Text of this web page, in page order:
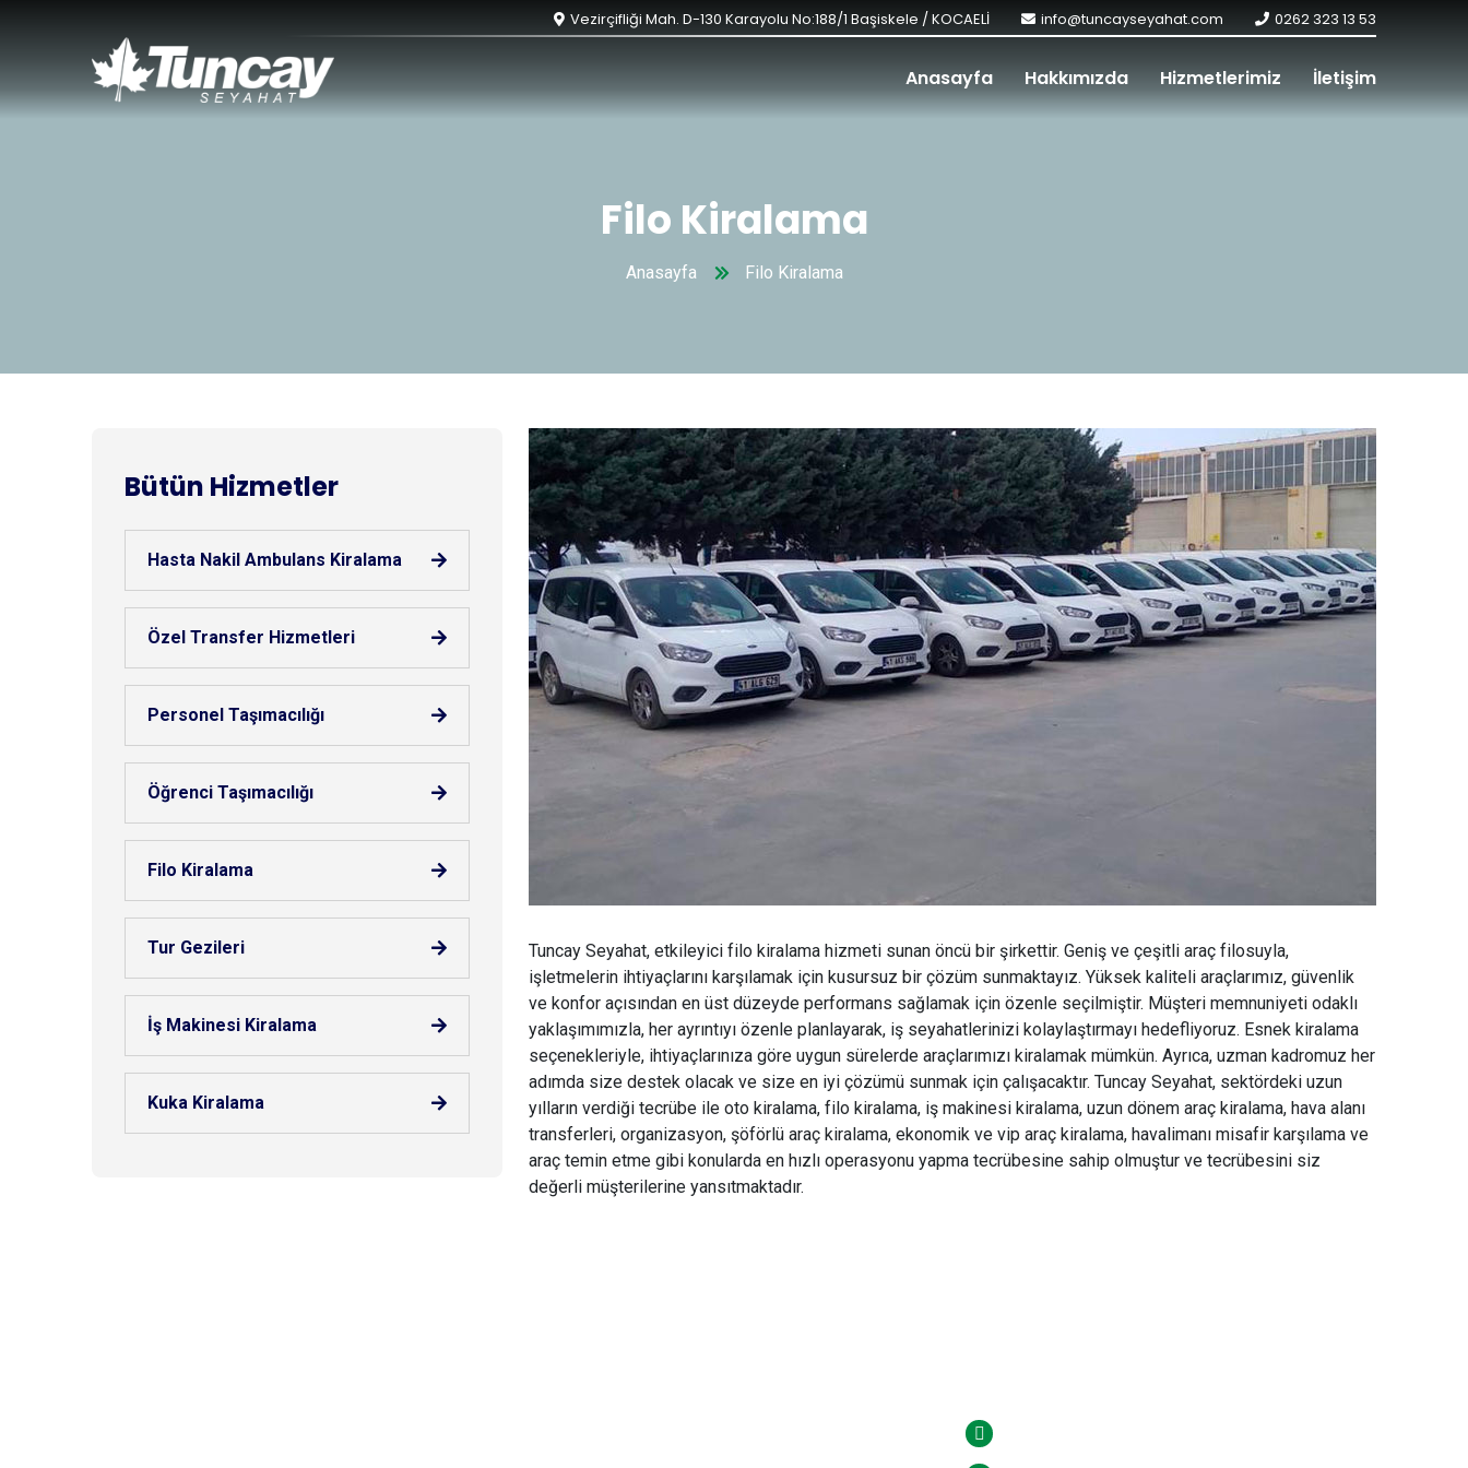
Vezirçifliği Mah. D-130 Karayolu No:188/1 Başiskele / KOCAELİ info@tuncayseyahat.com 0262 323 13 53
Anasayfa Hakkımızda Hizmetlerimiz İletişim
Filo Kiralama
Anasayfa Filo Kiralama
Bütün Hizmetler
Hasta Nakil Ambulans Kiralama
Özel Transfer Hizmetleri
Personel Taşımacılığı
Öğrenci Taşımacılığı
Filo Kiralama
Tur Gezileri
İş Makinesi Kiralama
Kuka Kiralama
Tuncay Seyahat, etkileyici filo kiralama hizmeti sunan öncü bir şirkettir. Geniş ve çeşitli araç filosuyla,
işletmelerin ihtiyaçlarını karşılamak için kusursuz bir çözüm sunmaktayız. Yüksek kaliteli araçlarımız, güvenlik
ve konfor açısından en üst düzeyde performans sağlamak için özenle seçilmiştir. Müşteri memnuniyeti odaklı
yaklaşımımızla, her ayrıntıyı özenle planlayarak, iş seyahatlerinizi kolaylaştırmayı hedefliyoruz. Esnek kiralama
seçenekleriyle, ihtiyaçlarınıza göre uygun sürelerde araçlarımızı kiralamak mümkün. Ayrıca, uzman kadromuz her
adımda size destek olacak ve size en iyi çözümü sunmak için çalışacaktır. Tuncay Seyahat, sektördeki uzun
yılların verdiği tecrübe ile oto kiralama, filo kiralama, iş makinesi kiralama, uzun dönem araç kiralama, hava alanı
transferleri, organizasyon, şöförlü araç kiralama, ekonomik ve vip araç kiralama, havalimanı misafir karşılama ve
araç temin etme gibi konularda en hızlı operasyonu yapma tecrübesine sahip olmuştur ve tecrübesini siz
değerli müşterilerine yansıtmaktadır.